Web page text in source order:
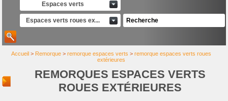
Espaces verts
Espaces verts roues ex...
Accueil > Remorque >remorque espaces verts >remorque espaces verts roues
extérieures
REMORQUES ESPACES VERTS
ROUES EXTÉRIEURES